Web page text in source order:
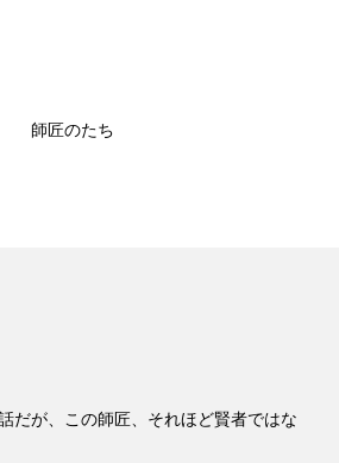
師匠のたち
だが、この師匠、それほど賢者ではな